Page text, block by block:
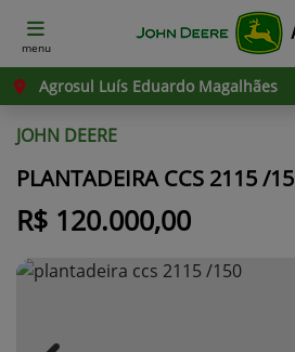
menu
Agrosul Luís Eduardo Magalhães
JOHN DEERE
PLANTADEIRA CCS 2115 /15
R$ 120.000,00